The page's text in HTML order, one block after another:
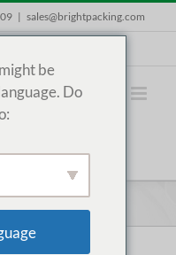
| sales@brightpacking.com
be
Do